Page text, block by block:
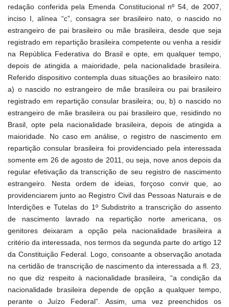
redação conferida pela Emenda Constitucional nº 54, de 2007,
inciso I, alínea “c”, consagra ser brasileiro nato, o nascido no
estrangeiro de pai brasileiro ou mãe brasileira, desde que seja
registrado em repartição brasileira competente ou venha a residir
na República Federativa do Brasil e opte, em qualquer tempo,
depois de atingida a maioridade, pela nacionalidade brasileira.
Referido dispositivo contempla duas situações ao brasileiro nato:
a) o nascido no estrangeiro de mãe brasileira ou pai brasileiro
registrado em repartição consular brasileira; ou, b) o nascido no
estrangeiro de mãe brasileira ou pai brasileiro que, residindo no
Brasil, opte pela nacionalidade brasileira, depois de atingida a
maioridade. No caso em análise, o registro de nascimento em
repartição consular brasileira foi providenciado pela interessada
somente em 26 de agosto de 2011, ou seja, nove anos depois da
regular efetivação da transcrição de seu registro de nascimento
estrangeiro. Nesta ordem de ideias, forçoso convir que, ao
providenciarem junto ao Registro Civil das Pessoas Naturais e de
Interdições e Tutelas do 1º Subdistrito a transcrição do assento
de nascimento lavrado na repartição norte americana, os
genitores deixaram a opção pela nacionalidade brasileira a
critério da interessada, nos termos da segunda parte do artigo 12
da Constituição Federal. Logo, consoante a observação anotada
na certidão de transcrição de nascimento da interessada a fl. 23,
no que diz respeito à nacionalidade brasileira, “a condição da
nacionalidade brasileira depende de opção a qualquer tempo,
perante o Juízo Federal”. Assim, uma vez preenchidos os